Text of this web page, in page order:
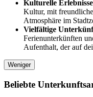
Kulturelle
Kultur, mit
Atmosphäre im
Vielfältige
Ferienunterkünften
Aufenthalt, der auf
Weniger
Beliebte